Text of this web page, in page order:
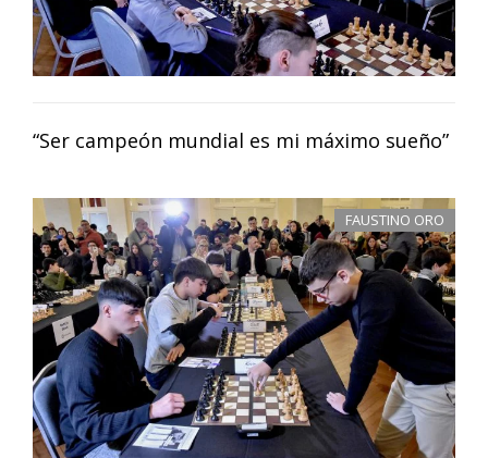
“Ser campeón mundial es mi máximo sueño”
FAUSTINO ORO